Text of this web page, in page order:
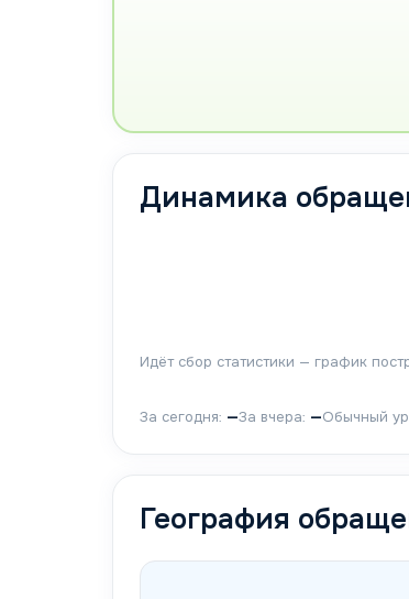
Динамика
Идёт сбор статистики — график
За сегодня: —За вчера: —Обычный
География